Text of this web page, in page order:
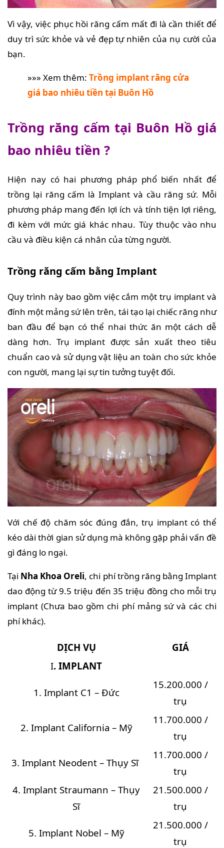
Vì vậy, việc phục hồi răng cấm mất đi là cần thiết để
duy trì sức khỏe và vẻ đẹp tự nhiên của nụ cười của
bạn.
»»» Xem thêm: Trồng implant răng cửa
giá bao nhiêu tiền tại Buôn Hồ
Trồng răng cấm tại Buôn Hồ giá
bao nhiêu tiền ?
Hiện nay có hai phương pháp phổ biến nhất để
trồng lại răng cấm là Implant và cầu răng sứ. Mỗi
phương pháp mang đến lợi ích và tính tiện lợi riêng,
đi kèm với mức giá khác nhau. Tùy thuộc vào nhu
cầu và điều kiện cá nhân của từng người.
Trồng răng cấm bằng Implant
Quy trình này bao gồm việc cắm một trụ implant và
đính một mảng sứ lên trên, tái tạo lại chiếc răng như
ban đầu để bạn có thể nhai thức ăn một cách dễ
dàng hơn. Trụ implant được sản xuất theo tiêu
chuẩn cao và sử dụng vật liệu an toàn cho sức khỏe
con người, mang lại sự tin tưởng tuyệt đối.
Với chế độ chăm sóc đúng đắn, trụ implant có thể
kéo dài thời gian sử dụng mà không gặp phải vấn đề
gì đáng lo ngại.
Tại Nha Khoa Oreli, chi phí trồng răng bằng Implant
dao động từ 9.5 triệu đến 35 triệu đồng cho mỗi trụ
implant (Chưa bao gồm chi phí mảng sứ và các chi
phí khác).
DỊCH VỤ
GIÁ
I. IMPLANT
1. Implant C1 – Đức
15.200.000 /
trụ
2. Implant California – Mỹ
11.700.000 /
trụ
3. Implant Neodent – Thụy Sĩ
11.700.000 /
trụ
4. Implant Straumann – Thụy
Sĩ
21.500.000 /
trụ
5. Implant Nobel – Mỹ
21.500.000 /
trụ